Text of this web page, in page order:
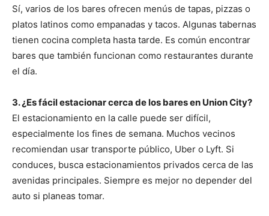
Sí, varios de los bares ofrecen menús de tapas, pizzas o
platos latinos como empanadas y tacos. Algunas tabernas
tienen cocina completa hasta tarde. Es común encontrar
bares que también funcionan como restaurantes durante
el día.
3. ¿Es fácil estacionar cerca de los bares en Union City?
El estacionamiento en la calle puede ser difícil,
especialmente los fines de semana. Muchos vecinos
recomiendan usar transporte público, Uber o Lyft. Si
conduces, busca estacionamientos privados cerca de las
avenidas principales. Siempre es mejor no depender del
auto si planeas tomar.